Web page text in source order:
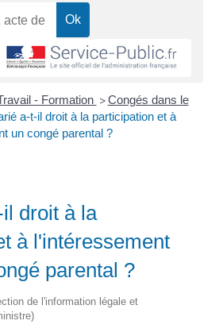
- Formation > Congés dans le
a-t-il droit à la participation et à
un congé parental ?
droit à la
à l'intéressement
parental ?
de l'information légale et